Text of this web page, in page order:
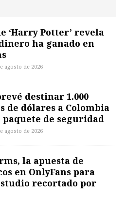
‘Harry Potter’ revela
ha ganado en
agosto de 2026
destinar 1.000
de dólares a Colombia
de seguridad
agosto de 2026
la apuesta de
en OnlyFans para
recortado por